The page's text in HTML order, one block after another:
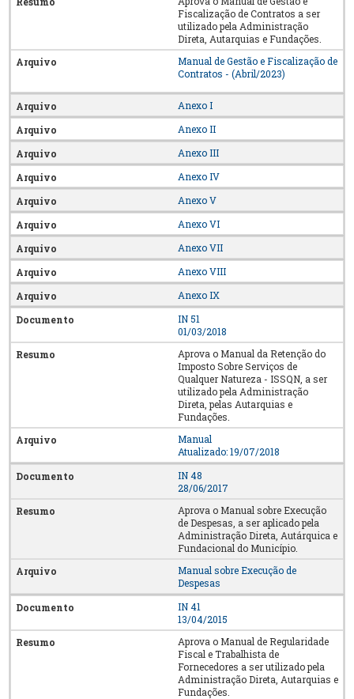
Fiscalização de Contratos a ser
utilizado pela Administração
Direta, Autarquias e Fundações.
Manual de Gestão e Fiscalização de
Contratos - (Abril/2023)
Anexo I
Anexo II
Anexo III
Anexo IV
Anexo V
Anexo VI
Anexo VII
Anexo VIII
Anexo IX
IN 51
01/03/2018
Aprova o Manual da Retenção do
Imposto Sobre Serviços de
Qualquer Natureza - ISSQN, a ser
utilizado pela Administração
Direta, pelas Autarquias e
Fundações.
Manual
Atualizado: 19/07/2018
IN 48
28/06/2017
Aprova o Manual sobre Execução
de Despesas, a ser aplicado pela
Administração Direta, Autárquica e
Fundacional do Município.
Manual sobre Execução de
Despesas
IN 41
13/04/2015
Aprova o Manual de Regularidade
Fiscal e Trabalhista de
Fornecedores a ser utilizado pela
Administração Direta, Autarquias e
Fundações.